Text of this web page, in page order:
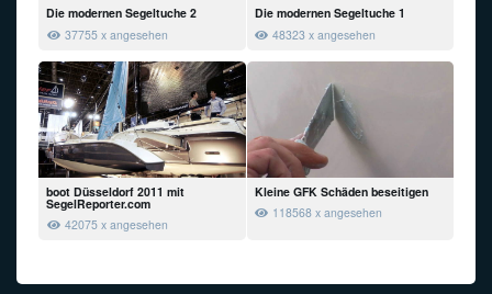
Die modernen Segeltuche 2
37755 x angesehen
Die modernen Segeltuche 1
48323 x angesehen
boot Düsseldorf 2011 mit
SegelReporter.com
42075 x angesehen
Kleine GFK Schäden beseitigen
118568 x angesehen